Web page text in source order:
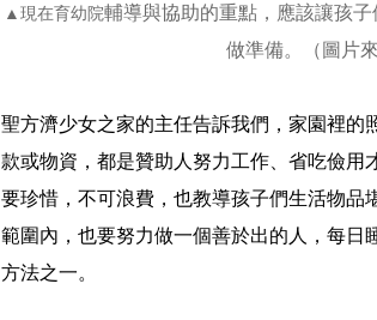
▲現在育幼院輔導與協助的重點，應該讓孩
做準備。（圖片
聖方濟少女之家的主任告訴我們，家園裡的
款或物資，都是贊助人努力工作、省吃儉用
要珍惜，不可浪費，也教導孩子們生活物品
範圍內，也要努力做一個善於出的人，每日
方法之一。